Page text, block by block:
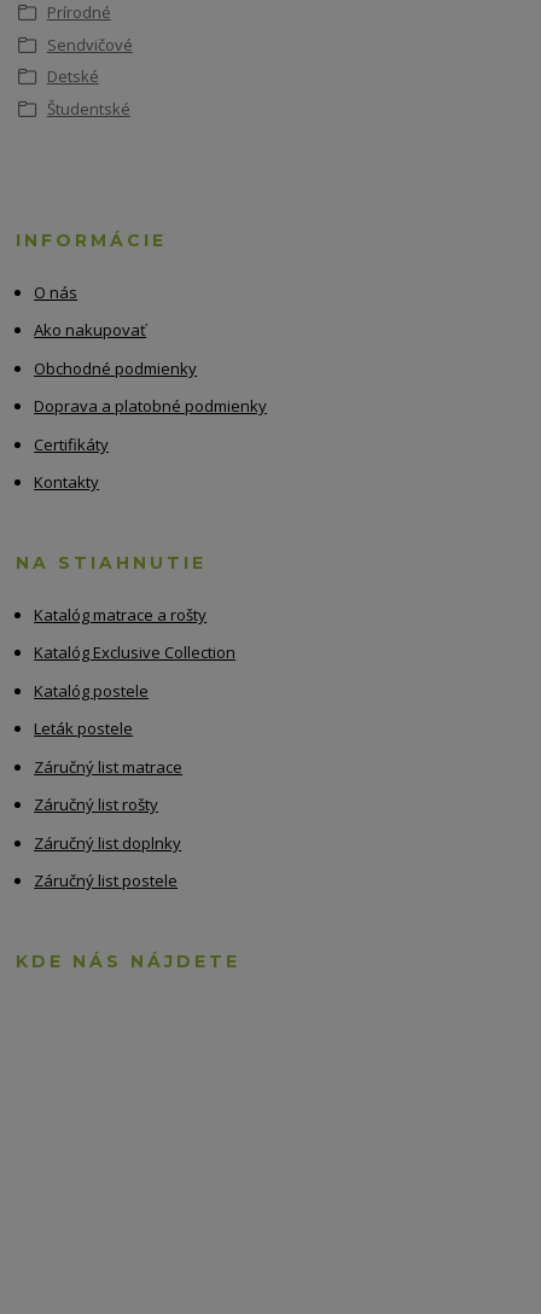
Prírodné
Sendvičové
Detské
Študentské
INFORMÁCIE
O nás
Ako nakupovať
Obchodné podmienky
Doprava a platobné podmienky
Certifikáty
Kontakty
NA STIAHNUTIE
Katalóg matrace a rošty
Katalóg Exclusive Collection
Katalóg postele
Leták postele
Záručný list matrace
Záručný list rošty
Záručný list doplnky
Záručný list postele
KDE NÁS NÁJDETE